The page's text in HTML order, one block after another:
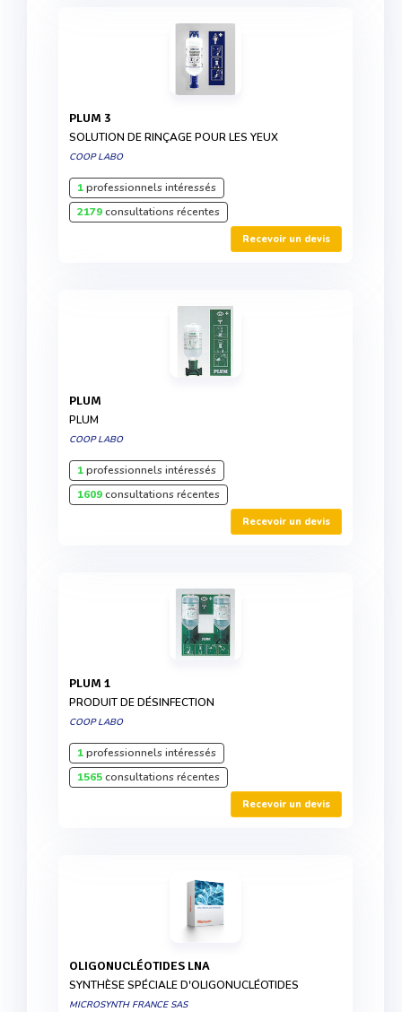
PLUM 3
SOLUTION DE RINÇAGE POUR LES YEUX
COOP LABO
1professionnels intéressés
2179consultations récentes
Recevoir un devis
PLUM
PLUM
COOP LABO
1professionnels intéressés
1609consultations récentes
Recevoir un devis
PLUM 1
PRODUIT DE DÉSINFECTION
COOP LABO
1professionnels intéressés
1565consultations récentes
Recevoir un devis
OLIGONUCLÉOTIDES LNA
SYNTHÈSE SPÉCIALE D'OLIGONUCLÉOTIDES
MICROSYNTH FRANCE SAS